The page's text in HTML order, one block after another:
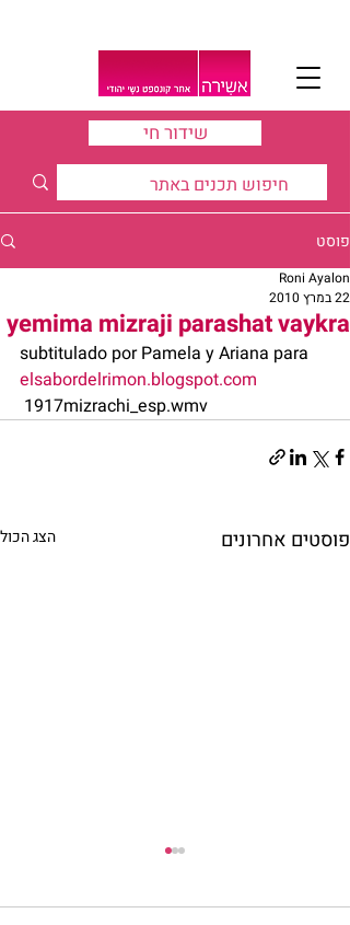
שידור חי
פוסט
yemima mizraji parashat vaykra
Roni Ayalon
22 במרץ 2010
subtitulado por Pamela y Ariana para
elsabordelrimon.blogspot.com
1917mizrachi_esp.wmv
פוסטים אחרונים הצג הכול